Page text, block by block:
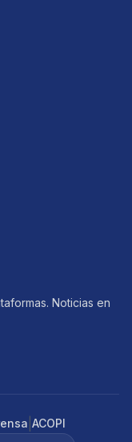
Noticias en
ACOPI